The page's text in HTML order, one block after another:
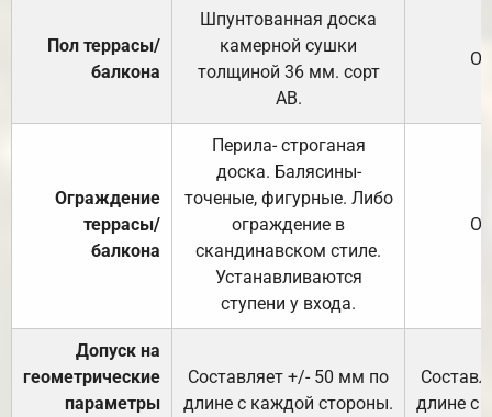
Пол террасы/
балкона
Шпунтованная доска
камерной сушки
толщиной 36 мм. сорт
АВ.
Ограждение
террасы/
балкона
Перила- строганая
доска. Балясины-
точеные, фигурные. Либо
ограждение в
скандинавском стиле.
Устанавливаются
ступени у входа.
Допуск на
геометрические
параметры
Составляет +/- 50 мм по
длине с каждой стороны.
длине с